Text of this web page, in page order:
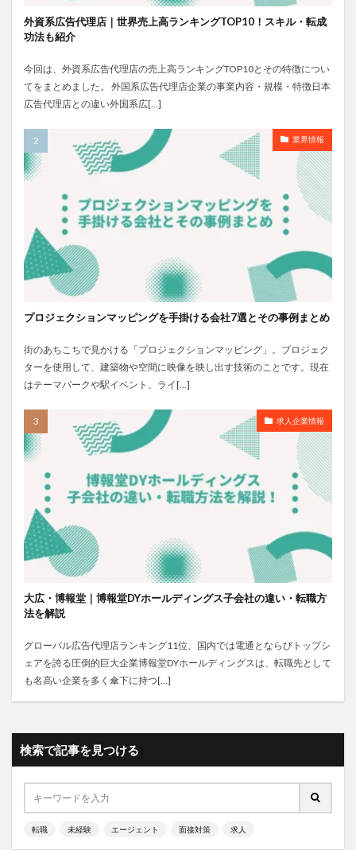
外資系広告代理店｜世界売上高ランキングTOP10！スキル・転成
功法も紹介
今回は、外資系広告代理店の売上高ランキングTOP10とその特徴につい
てをまとめました。 外国系広告代理店企業の事業内容・規模・特徴日本
広告代理店との違い外国系広[…]
業界情報
プロジェクションマッピングを手掛ける会社7選とその事例まとめ
街のあちこちで見かける「プロジェクションマッピング」。ブロジェク
ターを使用して、建築物や空間に映像を映し出す技術のことです。現在
はテーマパークや駅イベント、ライ[…]
求人企業情報
大広・博報堂｜博報堂DYホールディングス子会社の違い・転職方
法を解説
グローバル広告代理店ランキング11位、国内では電通とならびトップシ
ェアを誇る圧倒的巨大企業博報堂DYホールディングスは、転職先として
も名高い企業を多く傘下に持つ[…]
検索で記事を見つける
転職 未経験 エージェント 面接対策 求人